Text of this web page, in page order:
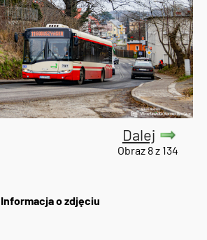
Dalej
Obraz 8 z 134
Informacja o zdjęciu